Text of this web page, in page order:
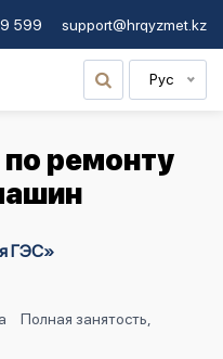
599 support@hrqyzmet.kz
Рус
ремонту
ГЭС»
Полная занятость,